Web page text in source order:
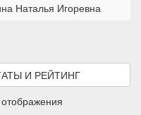
Наталья Игоревна
И РЕЙТИНГ